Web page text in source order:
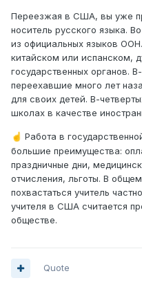
Переезжая в США, вы уже
носитель русского языка.
из официальных языков
китайском или испанском,
государственных органов.
переехавшие много лет
для своих детей. В-
школах в качестве
☝️ Работа в
большие преимущества:
праздничные дни,
отчисления, льготы. В
похвастаться учитель
учителя в США считается
обществе.
Quote